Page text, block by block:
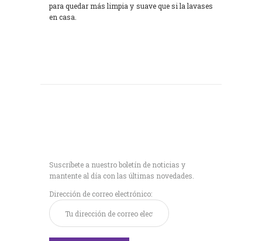
para quedar más limpia y suave que si la lavases
en casa.
Suscríbete a nuestro boletín de noticias y
mantente al día con las últimas novedades.
Dirección de correo electrónico: